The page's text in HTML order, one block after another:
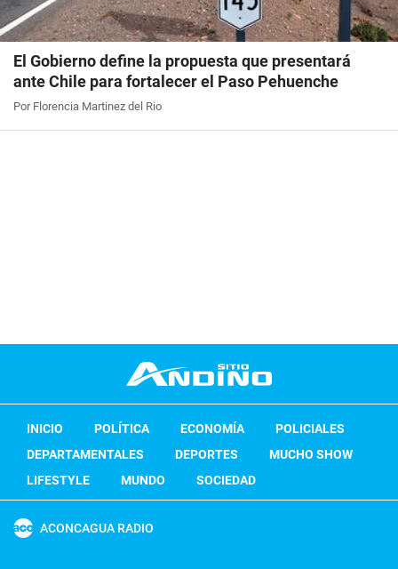
El Gobierno define la propuesta que presentará
ante Chile para fortalecer el Paso Pehuenche
Por Florencia Martinez del Rio
INICIO POLÍTICA ECONOMÍA
POLICIALES
DEPARTAMENTALES
DEPORTES
MUCHO SHOW
LIFESTYLE
MUNDO SOCIEDAD
ACONCAGUA RADIO